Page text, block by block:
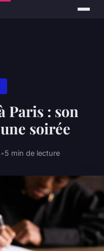
Paris : son
soirée
•5 min de lecture